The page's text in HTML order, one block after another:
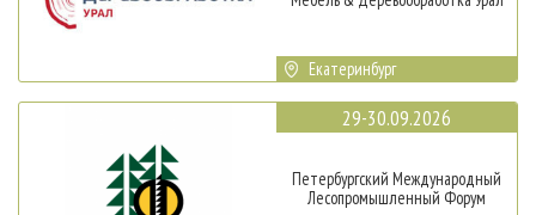
Екатеринбург
29-30.09.2026
Петербургский Международный
Лесопромышленный Форум